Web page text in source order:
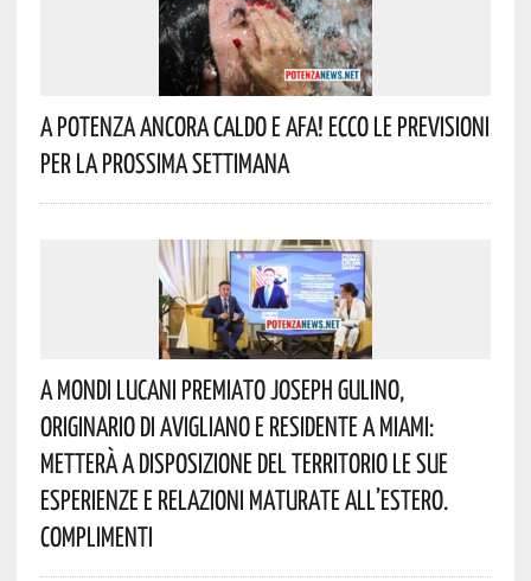
A Potenza Ancora Caldo E Afa! Ecco Le Previsioni
Per La Prossima Settimana
A Mondi Lucani Premiato Joseph Gulino,
Originario Di Avigliano E Residente A Miami:
Metterà A Disposizione Del Territorio Le Sue
Esperienze E Relazioni Maturate All’estero.
Complimenti